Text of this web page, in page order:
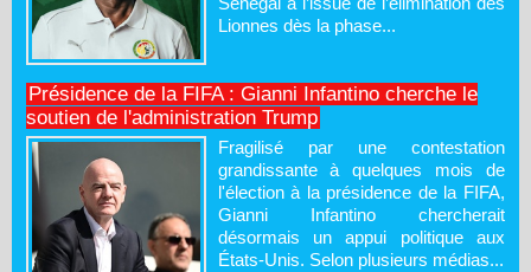
Lionnes dès la phase...
Présidence de la FIFA : Gianni Infantino cherche le
soutien de l'administration Trump
Fragilisé par une contestation
grandissante à quelques mois de
l'élection à la présidence de la FIFA,
Gianni Infantino chercherait
désormais un appui politique aux
États-Unis. Selon plusieurs médias...